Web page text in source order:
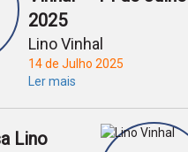
2025
Lino Vinhal
14 de Julho 2025
Ler mais
Lino